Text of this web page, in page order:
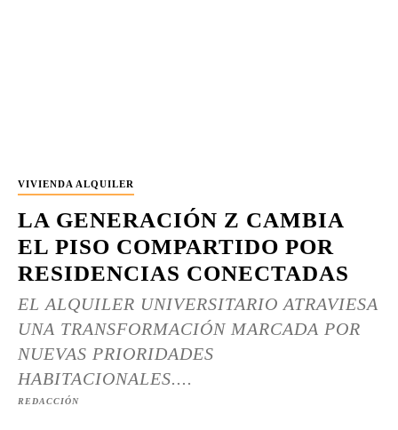
VIVIENDA ALQUILER
LA GENERACIÓN Z CAMBIA
EL PISO COMPARTIDO POR
RESIDENCIAS CONECTADAS
EL ALQUILER UNIVERSITARIO ATRAVIESA
UNA TRANSFORMACIÓN MARCADA POR
NUEVAS PRIORIDADES
HABITACIONALES....
REDACCIÓN